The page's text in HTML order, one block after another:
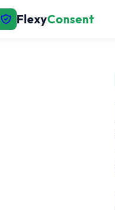
FlexyConsent